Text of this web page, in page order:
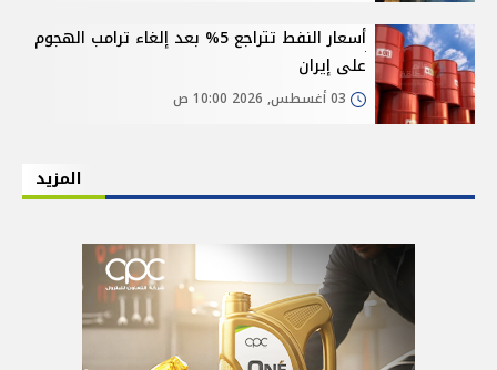
أسعار النفط تتراجع 5% بعد إلغاء ترامب الهجوم
على إيران
المزيد